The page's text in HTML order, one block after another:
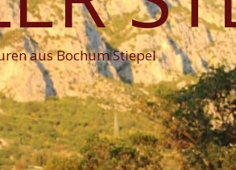
aus Bochum Stiepel